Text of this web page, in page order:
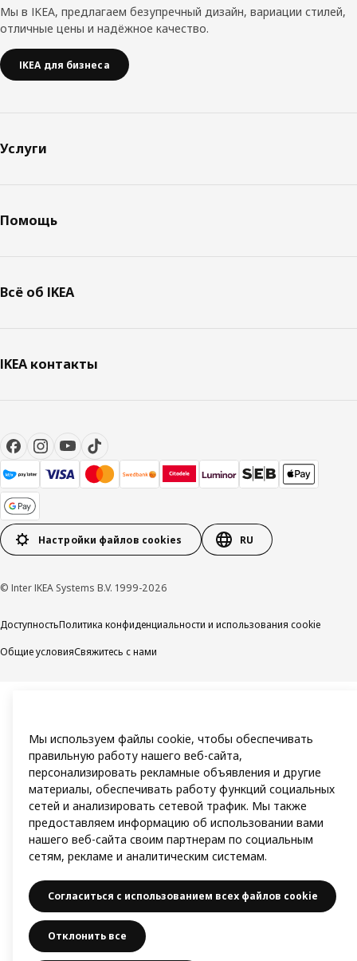
Мы в IKEA, предлагаем безупречный дизайн, вариации стилей,
отличные цены и надёжное качество.
IKEA для бизнеса
Услуги
Помощь
Всё об IKEA
IKEA контакты
Настройки файлов cookies RU
© Inter IKEA Systems B.V. 1999-2026
ДоступностьПолитика конфиденциальности и использования cookie
Общие условияСвяжитесь с нами
Мы используем файлы cookie, чтобы обеспечивать
правильную работу нашего веб-сайта,
персонализировать рекламные объявления и другие
материалы, обеспечивать работу функций социальных
сетей и анализировать сетевой трафик. Мы также
предоставляем информацию об использовании вами
нашего веб-сайта своим партнерам по социальным
сетям, рекламе и аналитическим системам.
Согласиться с использованием всех файлов cookie
Отклонить все